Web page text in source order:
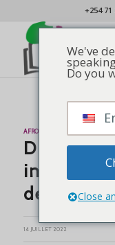
+254 71
AFROSCOPE
Discours
de l'AEA
14 JUILLET 2022
We've
Do you
Close